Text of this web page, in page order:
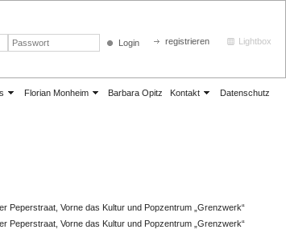
Florian Monheim Barbara Opitz Kontakt Datenschutz
Login registrieren Lightbox
Peperstraat, Vorne das Kultur und Popzentrum „Grenzwerk“
Peperstraat, Vorne das Kultur und Popzentrum „Grenzwerk“